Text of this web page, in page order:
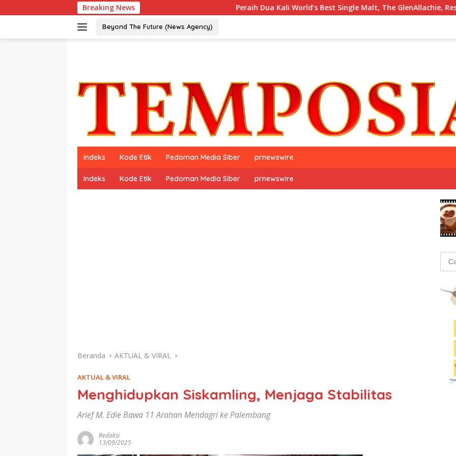
ke
Breaking News Peraih Dua Kali World’s Best Single Malt, The GlenAllachie, Resmi Debut di
Beyond The Future (News Agency)
Indeks Kode Etik Pedoman Media Siber prnewswire
Indeks Kode Etik Pedoman Media Siber prnewswire
Beranda AKTUAL & VIRAL
AKTUAL & VIRAL
Menghidupkan Siskamling, Menjaga Stabilitas
Arief M. Edie Bawa 11 Arahan Mendagri ke Palembang
Redaksi
13/09/2025